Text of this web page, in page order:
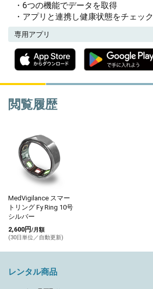
・6つの機能でデータを取得
・アプリと連携し健康状態をチェック
専用アプリ
閲覧履歴
MedVigilance スマー
トリング Fy Ring 10号
シルバー
2,600円/月額
(30日単位／自動更新)
レンタル商品